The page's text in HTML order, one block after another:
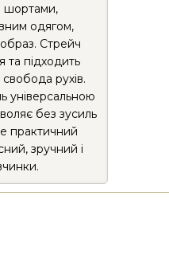
шортами,
одягом,
Стрейч
та підходить
рухів.
універсальною
без зусиль
практичний
зручний і